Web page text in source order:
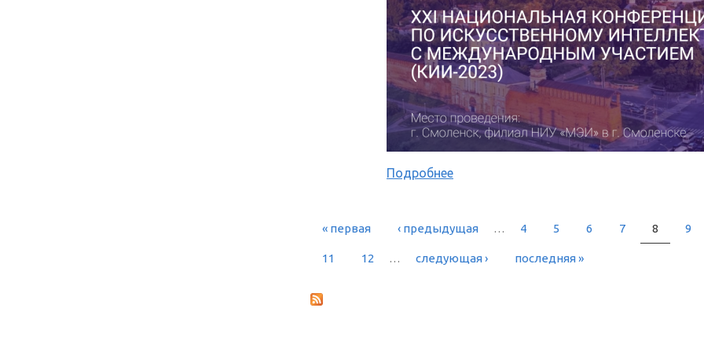
Подробнее
СТРАНИЦЫ
« первая ‹ предыдущая … 4 5 6 7 8 9
11 12 … следующая › последняя »